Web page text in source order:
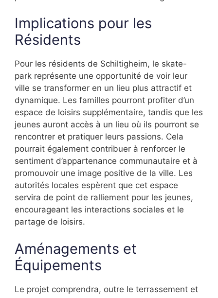
Implications pour les
Résidents
Pour les résidents de Schiltigheim, le skate-
park représente une opportunité de voir leur
ville se transformer en un lieu plus attractif et
dynamique. Les familles pourront profiter d’un
espace de loisirs supplémentaire, tandis que les
jeunes auront accès à un lieu où ils pourront se
rencontrer et pratiquer leurs passions. Cela
pourrait également contribuer à renforcer le
sentiment d’appartenance communautaire et à
promouvoir une image positive de la ville. Les
autorités locales espèrent que cet espace
servira de point de ralliement pour les jeunes,
encourageant les interactions sociales et le
partage de loisirs.
Aménagements et
Équipements
Le projet comprendra, outre le terrassement et